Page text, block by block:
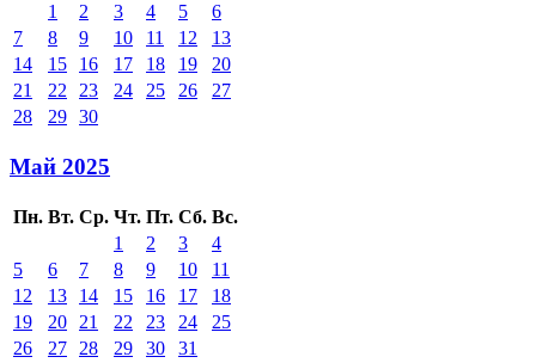
1
2 3 4 5
6
7
8 9 10 11 12
13
14
15 16 17 18 19
20
21
22 23 24 25 26
27
28
29 30
Май 2025
Пн. Вт. Ср. Чт. Пт. Сб. Вс.
1
2 3
4
5
6 7 8 9 10
11
12
13 14 15 16 17
18
19
20 21 22 23 24
25
26
27 28 29 30 31